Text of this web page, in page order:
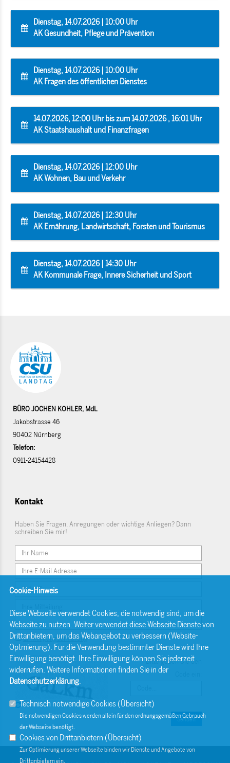
Dienstag, 14.07.2026 | 10:00 Uhr
AK Gesundheit, Pflege und Prävention
Dienstag, 14.07.2026 | 10:00 Uhr
AK Fragen des öffentlichen Dienstes
14.07.2026, 12:00 Uhr bis zum 14.07.2026 , 16:01 Uhr
AK Staatshaushalt und Finanzfragen
Dienstag, 14.07.2026 | 12:00 Uhr
AK Wohnen, Bau und Verkehr
Dienstag, 14.07.2026 | 12:30 Uhr
AK Ernährung, Landwirtschaft, Forsten und Tourismus
Dienstag, 14.07.2026 | 14:30 Uhr
AK Kommunale Frage, Innere Sicherheit und Sport
BÜRO JOCHEN KOHLER, MdL
Jakobstrasse 46
90402 Nürnberg
Telefon:
0911-24154428
Kontakt
Haben Sie Fragen, Anregungen oder wichtige Anliegen? Dann
schreiben Sie mir!
Einwilligungserklärung
Bitte geben Sie den
Senden
Cookie-Hinweis
Diese Webseite verwendet Cookies, die notwendig sind, um die
Webseite zu nutzen. Weiter verwendet diese Webseite Dienste von
Drittanbietern, um das Webangebot zu verbessern (Website-
Optmierung). Für die Verwendung bestimmter Dienste wird Ihre
Einwilligung benötigt. Ihre Einwilligung können Sie jederzeit
widerrufen. Weitere Informationen finden Sie in der
Datenschutzerklärung.
Technisch notwendige Cookies (Übersicht)
Die notwendigen Cookies werden allein für den ordnungsgemäßen Gebrauch
der Webseite benötigt.
Cookies von Drittanbietern (Übersicht)
Zur Optimierung unserer Webseite binden wir Dienste und Angebote von
Drittanbietern ein.